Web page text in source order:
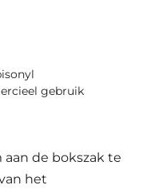
gebruik
de bokszak te
het